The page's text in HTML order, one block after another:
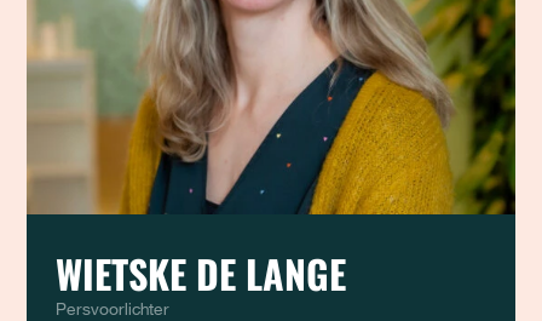
WIETSKE DE LANGE
Persvoorlichter